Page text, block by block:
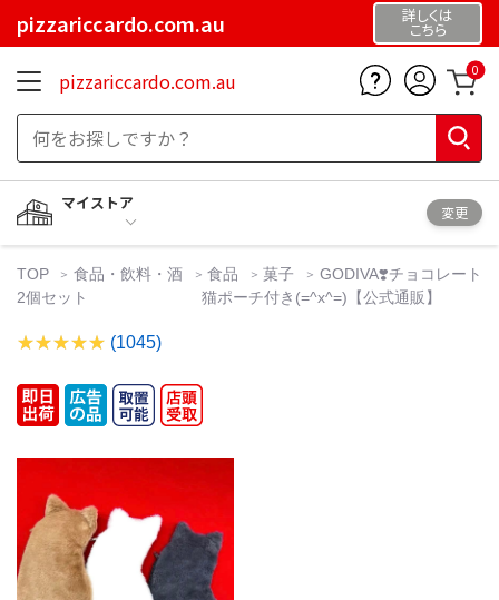
pizzariccardo.com.au 詳しくは
こちら
pizzariccardo.com.au 0
マイストア
変更
TOP 食品・飲料・酒 食品 菓子
GODIVA❣️チョコレート
2個セット 猫ポーチ付き(=^x^=)【公式通販】
(1045)